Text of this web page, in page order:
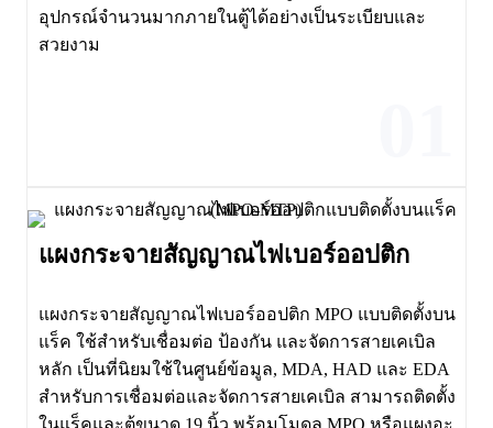
อุปกรณ์จำนวนมากภายในตู้ได้อย่างเป็นระเบียบและ
สวยงาม
แผงกระจายสัญญาณไฟเบอร์ออปติก
แผงกระจายสัญญาณไฟเบอร์ออปติก MPO แบบติดตั้งบน
แร็ค ใช้สำหรับเชื่อมต่อ ป้องกัน และจัดการสายเคเบิล
หลัก เป็นที่นิยมใช้ในศูนย์ข้อมูล, MDA, HAD และ EDA
สำหรับการเชื่อมต่อและจัดการสายเคเบิล สามารถติดตั้ง
ในแร็คและตู้ขนาด 19 นิ้ว พร้อมโมดูล MPO หรือแผงอะ